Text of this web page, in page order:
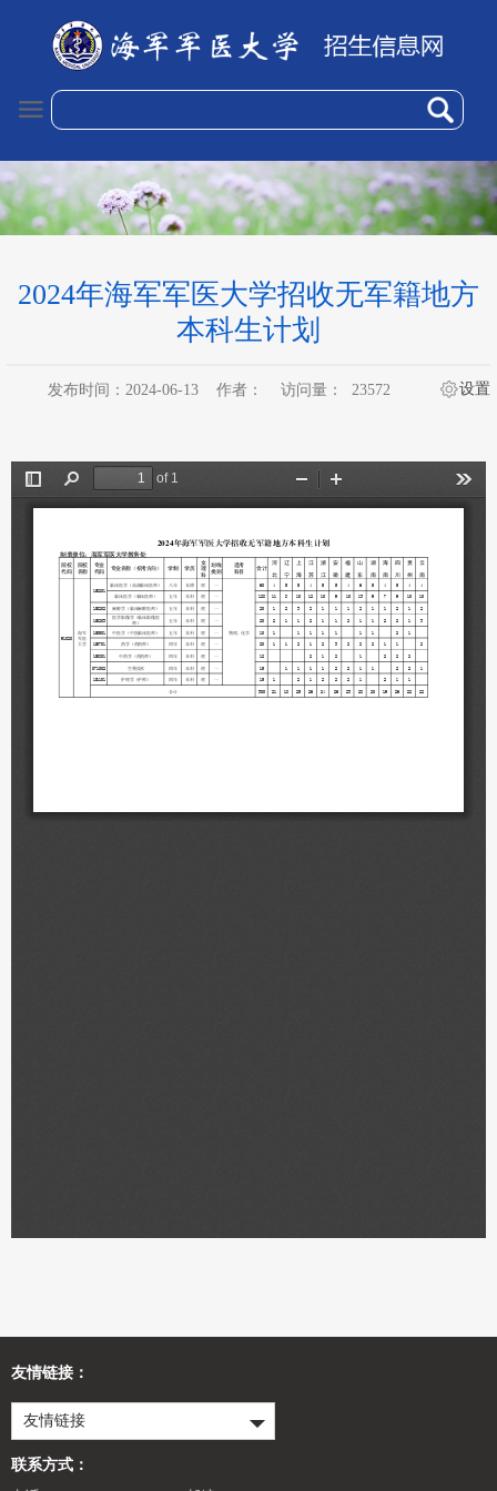
2024年海军军医大学招收无军籍地方
本科生计划
发布时间：2024-06-13 作者： 访问量： 23572 设置
友情链接：
友情链接
联系方式：